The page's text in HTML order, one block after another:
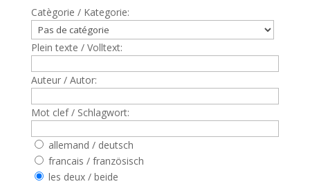
Catègorie / Kategorie:
Plein texte / Volltext:
Auteur / Autor:
Mot clef / Schlagwort:
allemand / deutsch
francais / französisch
les deux / beide